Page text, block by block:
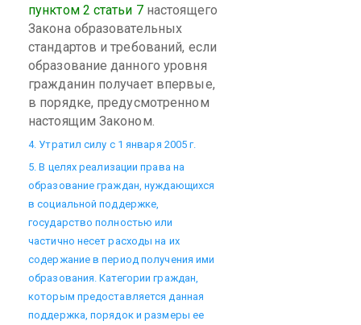
пунктом 2 статьи 7настоящего
Закона образовательных
стандартов и требований, если
образование данного уровня
гражданин получает впервые,
в порядке, предусмотренном
настоящим Законом.
4. Утратил силу с 1 января 2005 г.
5. В целях реализации права на
образование граждан, нуждающихся
в социальной поддержке,
государство полностью или
частично несет расходы на их
содержание в период получения ими
образования. Категории граждан,
которым предоставляется данная
поддержка, порядок и размеры ее